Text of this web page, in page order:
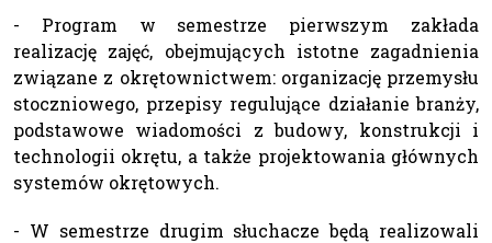
- Program w semestrze pierwszym zakłada
realizację zajęć, obejmujących istotne zagadnienia
związane z okrętownictwem: organizację przemysłu
stoczniowego, przepisy regulujące działanie branży,
podstawowe wiadomości z budowy, konstrukcji i
technologii okrętu, a także projektowania głównych
systemów okrętowych.
- W semestrze drugim słuchacze będą realizowali